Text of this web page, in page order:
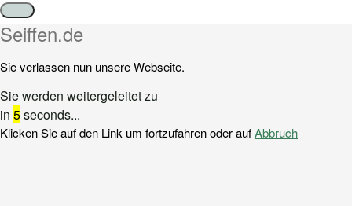
Schließen
Seiffen.de
Sie verlassen nun unsere Webseite.
Sie werden weitergeleitet zu
in 5seconds...
Klicken Sie auf den Link um fortzufahren oder aufAbbruch